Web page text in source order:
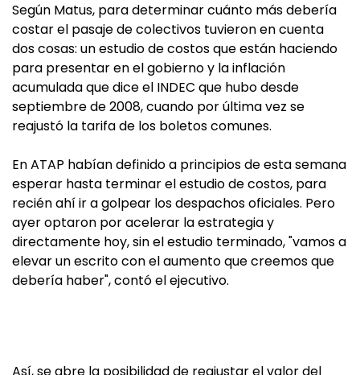
Según Matus, para determinar cuánto más debería
costar el pasaje de colectivos tuvieron en cuenta
dos cosas: un estudio de costos que están haciendo
para presentar en el gobierno y la inflación
acumulada que dice el INDEC que hubo desde
septiembre de 2008, cuando por última vez se
reajustó la tarifa de los boletos comunes.
En ATAP habían definido a principios de esta semana
esperar hasta terminar el estudio de costos, para
recién ahí ir a golpear los despachos oficiales. Pero
ayer optaron por acelerar la estrategia y
directamente hoy, sin el estudio terminado, "vamos a
elevar un escrito con el aumento que creemos que
debería haber", contó el ejecutivo.